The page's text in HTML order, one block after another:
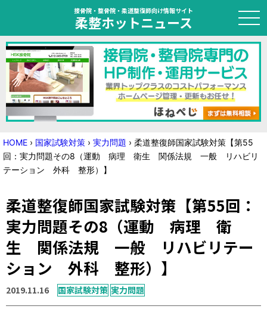
接骨院・整骨院・柔道整復師向け情報サイト
柔整ホットニュース
HOME
トピック
ニュース
特集
学会・セミナー情報
プライバシーポリシー サイトマップ
運営元 お問い合わせ
HOME › 国家試験対策 › 実力問題 › 柔道整復師国家試験対策【第55
回：実力問題その8（運動 病理 衛生 関係法規 一般 リハビリ
テーション 外科 整形）】
柔道整復師国家試験対策【第55回：
実力問題その8（運動 病理 衛
生 関係法規 一般 リハビリテー
ション 外科 整形）】
2019.11.16 国家試験対策 実力問題